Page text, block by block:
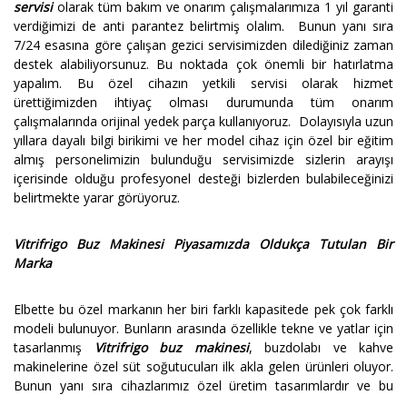
servisiolarak tüm bakım ve onarım çalışmalarımıza 1 yıl garanti
verdiğimizi de anti parantez belirtmiş olalım. Bunun yanı sıra
7/24 esasına göre çalışan gezici servisimizden dilediğiniz zaman
destek alabiliyorsunuz. Bu noktada çok önemli bir hatırlatma
yapalım. Bu özel cihazın yetkili servisi olarak hizmet
ürettiğimizden ihtiyaç olması durumunda tüm onarım
çalışmalarında orijinal yedek parça kullanıyoruz. Dolayısıyla uzun
yıllara dayalı bilgi birikimi ve her model cihaz için özel bir eğitim
almış personelimizin bulunduğu servisimizde sizlerin arayışı
içerisinde olduğu profesyonel desteği bizlerden bulabileceğinizi
belirtmekte yarar görüyoruz.
Vitrifrigo Buz Makinesi Piyasamızda Oldukça Tutulan Bir
Marka
Elbette bu özel markanın her biri farklı kapasitede pek çok farklı
modeli bulunuyor. Bunların arasında özellikle tekne ve yatlar için
tasarlanmış
Vitrifrigo buz makinesi, buzdolabı ve kahve
makinelerine özel süt soğutucuları ilk akla gelen ürünleri oluyor.
Bunun yanı sıra cihazlarımız özel üretim tasarımlardır ve bu